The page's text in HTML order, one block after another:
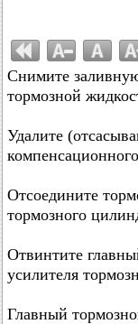
Снимите
тормозной
Удалите
Отсоедините
тормозного
Отвинтите
усилителя
Главный